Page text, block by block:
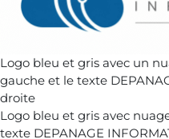
Logo bleu et gris avec un
gauche et le texte
droite
Logo bleu et gris avec
texte DEPANAGE